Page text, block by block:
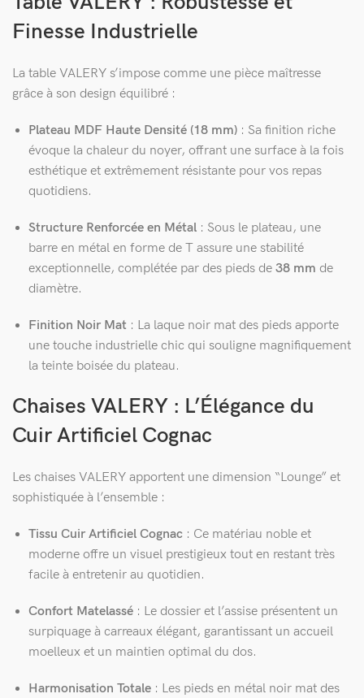
Finesse Industrielle
La table VALERY s’impose comme une pièce maîtresse
grâce à son design équilibré :
Plateau MDF Haute Densité (18 mm) : Sa finition riche
évoque la chaleur du noyer, offrant une surface à la fois
esthétique et extrêmement résistante pour vos repas
quotidiens.
Structure Renforcée en Métal : Sous le plateau, une
barre en métal en forme de T assure une stabilité
exceptionnelle, complétée par des pieds de 38 mm de
diamètre.
Finition Noir Mat : La laque noir mat des pieds apporte
une touche industrielle chic qui souligne magnifiquement
la teinte boisée du plateau.
Chaises VALERY : L’Élégance du
Cuir Artificiel Cognac
Les chaises VALERY apportent une dimension “Lounge” et
sophistiquée à l’ensemble :
Tissu Cuir Artificiel Cognac : Ce matériau noble et
moderne offre un visuel prestigieux tout en restant très
facile à entretenir au quotidien.
Confort Matelassé : Le dossier et l’assise présentent un
surpiquage à carreaux élégant, garantissant un accueil
moelleux et un maintien optimal du dos.
Harmonisation Totale : Les pieds en métal noir mat des